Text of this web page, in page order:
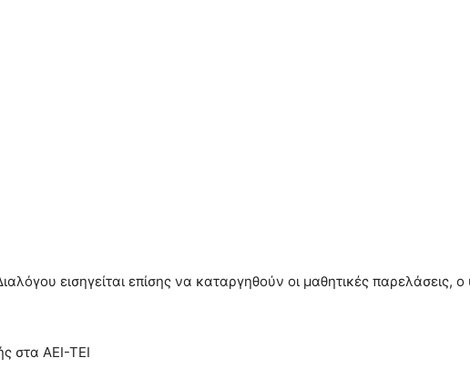
εισηγείται επίσης να καταργηθούν οι μαθητικές
στα ΑΕΙ-ΤΕΙ